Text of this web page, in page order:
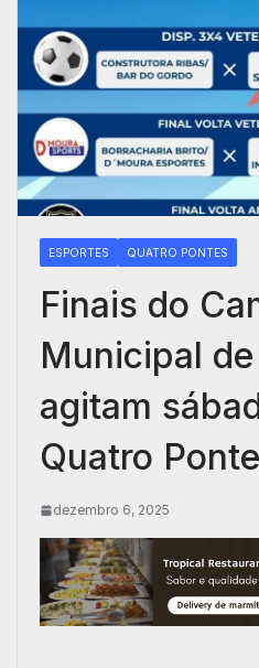
ESPORTES QUATRO PONTES
Finais do
Municipal
agitam
Quatro
dezembro 6, 2025